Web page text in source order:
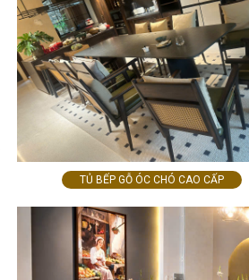
TỦ BẾP GỖ ÓC CHÓ CAO CẤP